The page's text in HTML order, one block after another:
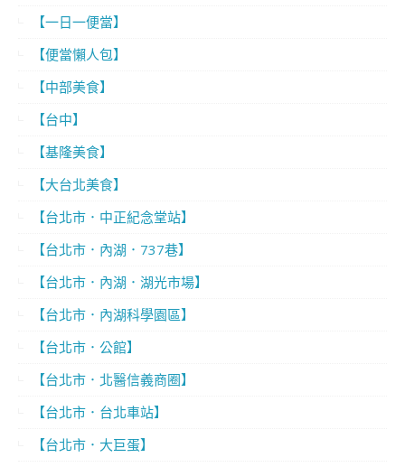
【一日一便當】
【便當懶人包】
【中部美食】
【台中】
【基隆美食】
【大台北美食】
【台北市．中正紀念堂站】
【台北市．內湖．737巷】
【台北市．內湖．湖光市場】
【台北市．內湖科學園區】
【台北市．公館】
【台北市．北醫信義商圈】
【台北市．台北車站】
【台北市．大巨蛋】